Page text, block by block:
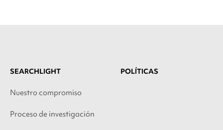
SEARCHLIGHT
Nuestro compromiso
Proceso de investigación
POLÍTICAS